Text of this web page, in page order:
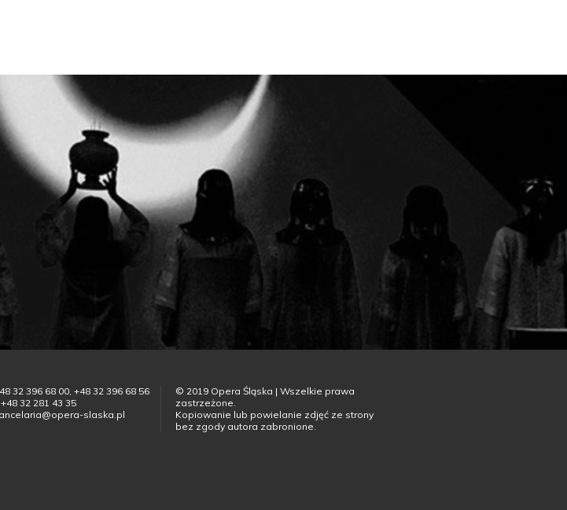
32 396 68 00, +48 32 396 68 56
+48 32 281 43 35
slaska.pl
© 2019 Opera Śląska | Wszelkie prawa
zastrzeżone.
Kopiowanie lub powielanie zdjęć ze strony
bez zgody autora zabronione.